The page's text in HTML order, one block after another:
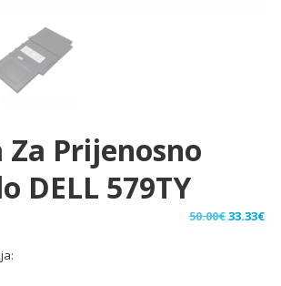
Prijenosno
DELL 579TY
50.00€Izvorna
33.33€